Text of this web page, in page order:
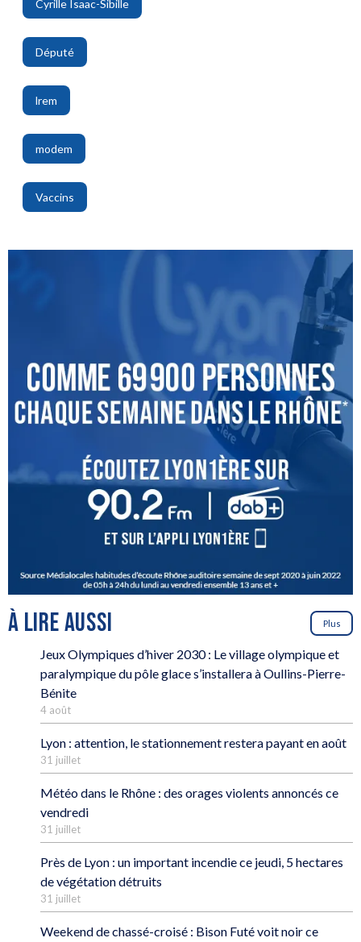
Cyrille Isaac-Sibille
,
Député
,
lrem
,
modem
,
Vaccins
À LIRE AUSSI Plus
Jeux Olympiques d’hiver 2030 : Le village olympique et
paralympique du pôle glace s’installera à Oullins-Pierre-
Bénite
4 août
Lyon : attention, le stationnement restera payant en août
31 juillet
Météo dans le Rhône : des orages violents annoncés ce
vendredi
31 juillet
Près de Lyon : un important incendie ce jeudi, 5 hectares
de végétation détruits
31 juillet
Weekend de chassé-croisé : Bison Futé voit noir ce